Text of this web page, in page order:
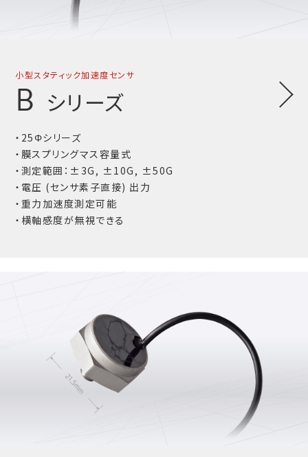
小型スタティック加速度センサ
B シリーズ
・25Φシリーズ
・膜スプリングマス容量式
・測定範囲：±3G, ±10G, ±50G
・電圧 (センサ素子直接) 出力
・重力加速度測定可能
・横軸感度が無視できる